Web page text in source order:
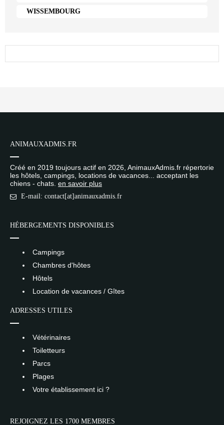
WISSEMBOURG
ANIMAUXADMIS.FR
Créé en 2019 toujours actif en 2026, AnimauxAdmis.fr répertorie
les hôtels, campings, locations de vacances... acceptant les
chiens - chats. en savoir plus
E-mail: contact[at]animauxadmis.fr
HÉBERGEMENTS DISPONIBLES
Campings
Chambres d'hôtes
Hôtels
Location de vacances / Gîtes
ADRESSES UTILES
Vétérinaires
Toiletteurs
Parcs
Plages
Votre établissement ici ?
REJOIGNEZ LES 1700 MEMBRES